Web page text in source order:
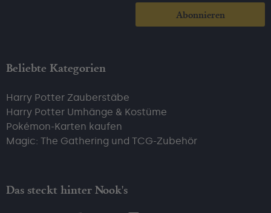
Abonnieren
Beliebte Kategorien
Harry Potter Zauberstäbe
Harry Potter Umhänge & Kostüme
Pokémon-Karten kaufen
Magic: The Gathering und TCG-Zubehör
Das steckt hinter Nook's